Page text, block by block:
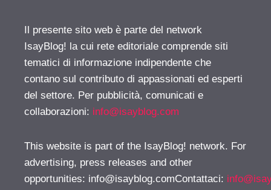
Il presente sito web è parte del network
IsayBlog! la cui rete editoriale comprende siti
tematici di informazione indipendente che
contano sul contributo di appassionati ed esperti
del settore. Per pubblicità, comunicati e
collaborazioni: info@isayblog.com
This website is part of the IsayBlog! network. For
advertising, press releases and other
opportunities: info@isayblog.comContattaci: